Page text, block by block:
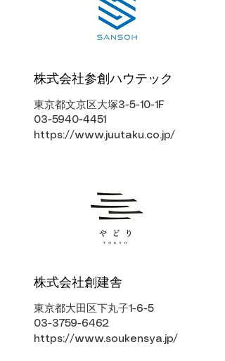
株式会社参創ハウテック
東京都文京区大塚3-5-10-1F
03-5940-4451
https://www.juutaku.co.jp/
株式会社創建舎
東京都大田区下丸子1-6-5
03-3759-6462
https://www.soukensya.jp/